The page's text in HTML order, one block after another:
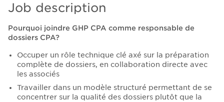
Job description
Pourquoi joindre GHP CPA comme responsable de
dossiers CPA?
Occuper un rôle technique clé axé sur la préparation
complète de dossiers, en collaboration directe avec
les associés
Travailler dans un modèle structuré permettant de se
concentrer sur la qualité des dossiers plutôt que la